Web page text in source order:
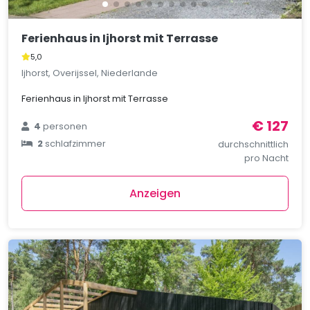
Ferienhaus in Ijhorst mit Terrasse
5,0
Ijhorst, Overijssel, Niederlande
Ferienhaus in Ijhorst mit Terrasse
4personen
2schlafzimmer
€ 127
durchschnittlich
pro Nacht
Anzeigen